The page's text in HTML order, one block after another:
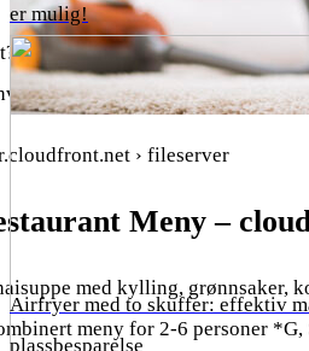
er mulig!
Airfryer med to skuffer: effektiv
plassbesparelse
Ta en titt på menyen vår for å
smak. Du kan også bestille
› fileserver
Meny –
med kylling, grønnsaker,
meny for 2-6 personer *G,